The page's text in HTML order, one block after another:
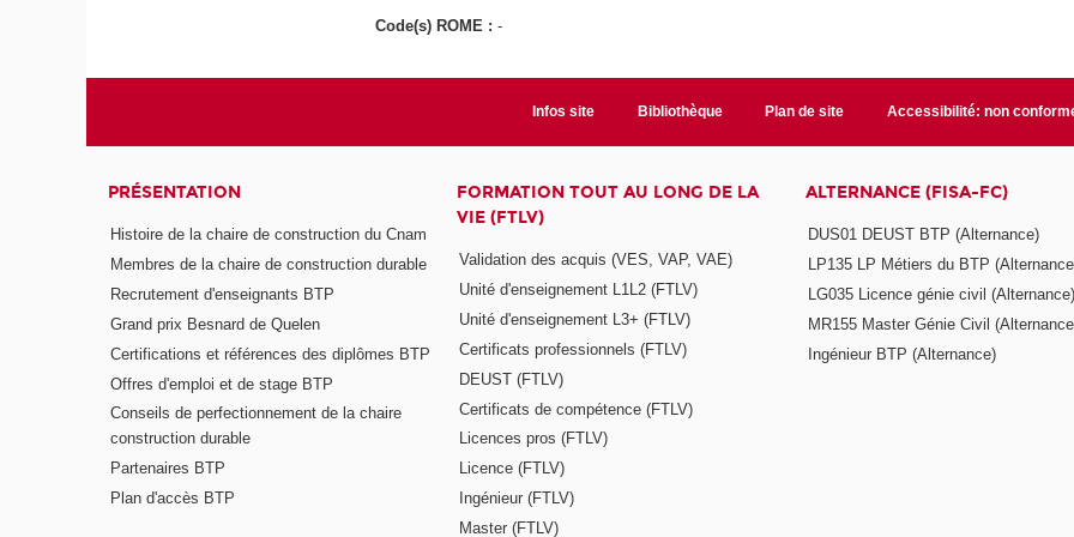
Code(s) ROME :-
Infos site Bibliothèque Plan de site Accessibilité: non
PRÉSENTATION
Histoire de la chaire de construction du Cnam
Membres de la chaire de construction durable
Recrutement d'enseignants BTP
Grand prix Besnard de Quelen
Certifications et références des diplômes BTP
Offres d'emploi et de stage BTP
Conseils de perfectionnement de la chaire
construction durable
Partenaires BTP
Plan d'accès BTP
FORMATION TOUT AU LONG DE LA
VIE (FTLV)
Validation des acquis (VES, VAP, VAE)
Unité d'enseignement L1L2 (FTLV)
Unité d'enseignement L3+ (FTLV)
Certificats professionnels (FTLV)
DEUST (FTLV)
Certificats de compétence (FTLV)
Licences pros (FTLV)
Licence (FTLV)
Ingénieur (FTLV)
Master (FTLV)
ALTERNANCE (FISA-FC)
DUS01 DEUST BTP (Alternance)
LP135 LP Métiers du BTP
LG035 Licence génie civil (Alternance)
MR155 Master Génie Civil
Ingénieur BTP (Alternance)